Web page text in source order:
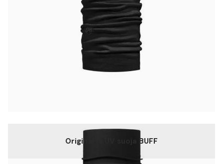
Original ja UV suoja BUFF